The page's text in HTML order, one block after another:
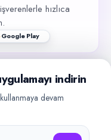
hızlıca
Google Play
aracılığı veya işe
indirin
devam